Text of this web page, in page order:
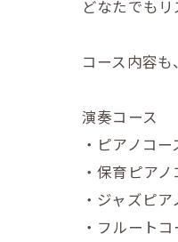
どなたでも
コース内容も、
演奏コース
・ピアノコ
・保育ピアノ
・ジャズピア
・フルートコ